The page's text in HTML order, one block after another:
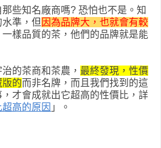
些知名廠商嗎? 恐怕也不是。知
準，但 因為品牌大，也就會有較
一樣品質的茶，他們的品牌就是能
的茶商和茶農， 最終發現，性價
版的而非名牌，而且我們找到的這
才會成就出它超高的性價比，詳
高的原因 」。